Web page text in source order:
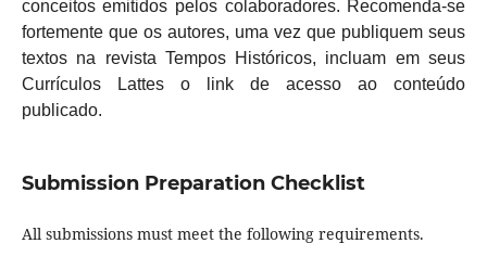
conceitos emitidos pelos colaboradores. Recomenda-se
fortemente que os autores, uma vez que publiquem seus
textos na revista Tempos Históricos, incluam em seus
Currículos Lattes o link de acesso ao conteúdo
publicado.
Submission Preparation Checklist
All submissions must meet the following requirements.